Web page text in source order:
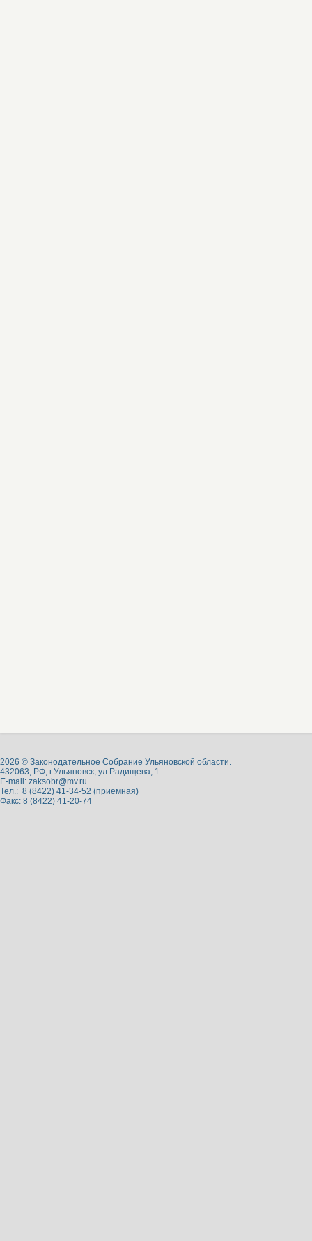
2026 © Законодательное Собрание Ульяновской области.
432063, РФ, г.Ульяновск, ул.Радищева, 1
E-mail: zaksobr@mv.ru
Тел.: 8 (8422) 41-34-52 (приемная)
Факс: 8 (8422) 41-20-74